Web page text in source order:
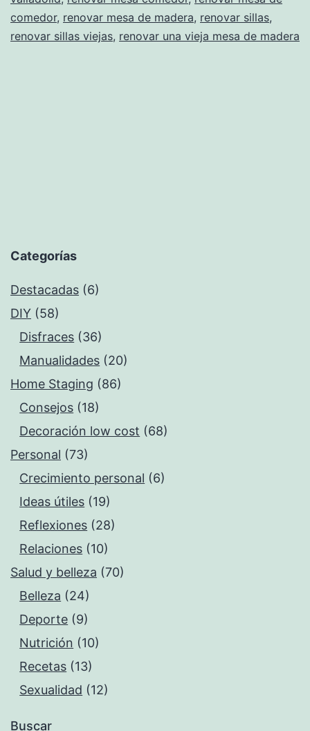
comedor, renovar mesa de madera, renovar sillas,
renovar sillas viejas, renovar una vieja mesa de madera
Categorías
Destacadas (6)
DIY (58)
Disfraces (36)
Manualidades (20)
Home Staging (86)
Consejos (18)
Decoración low cost (68)
Personal (73)
Crecimiento personal (6)
Ideas útiles (19)
Reflexiones (28)
Relaciones (10)
Salud y belleza (70)
Belleza (24)
Deporte (9)
Nutrición (10)
Recetas (13)
Sexualidad (12)
Buscar